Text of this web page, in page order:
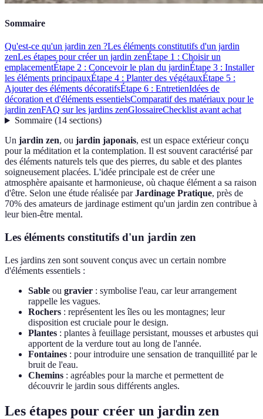
Sommaire
Qu'est-ce qu'un jardin zen ?Les éléments constitutifs d'un jardin
zenLes étapes pour créer un jardin zenÉtape 1 : Choisir un
emplacementÉtape 2 : Concevoir le plan du jardinÉtape 3 : Installer
les éléments principauxÉtape 4 : Planter des végétauxÉtape 5 :
Ajouter des éléments décoratifsÉtape 6 : EntretienIdées de
décoration et d'éléments essentielsComparatif des matériaux pour le
jardin zenFAQ sur les jardins zenGlossaireChecklist avant achat
Sommaire(14 sections)
Un jardin zen, ou jardin japonais, est un espace extérieur conçu
pour la méditation et la contemplation. Il est souvent caractérisé par
des éléments naturels tels que des pierres, du sable et des plantes
soigneusement placées. L'idée principale est de créer une
atmosphère apaisante et harmonieuse, où chaque élément a sa raison
d'être. Selon une étude réalisée parJardinage Pratique, près de
70% des amateurs de jardinage estiment qu'un jardin zen contribue à
leur bien-être mental.
Les éléments constitutifs d'un jardin zen
Les jardins zen sont souvent conçus avec un certain nombre
d'éléments essentiels :
Sable ou gravier : symbolise l'eau, car leur arrangement
rappelle les vagues.
Rochers : représentent les îles ou les montagnes; leur
disposition est cruciale pour le design.
Plantes : plantes à feuillage persistant, mousses et arbustes qui
apportent de la verdure tout au long de l'année.
Fontaines : pour introduire une sensation de tranquillité par le
bruit de l'eau.
Chemins : agréables pour la marche et permettent de
découvrir le jardin sous différents angles.
Les étapes pour créer un jardin zen